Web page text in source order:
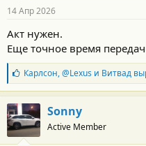
н
с
т
и
:
14 Апр 2026
Акт нужен.
Еще точное время
Б
л
а
г
о
д
а
Карлсон,@Lexus и Витвад
Sonny
Active Member